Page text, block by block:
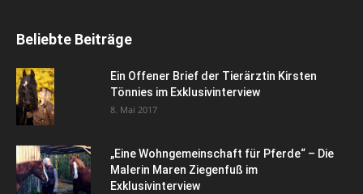
Beliebte Beiträge
Ein Offener Brief der Tierärztin Kirsten
Tönnies im Exklusivinterview
8. Mai 2017
„Eine Wohngemeinschaft für Pferde“ – Die
Malerin Maren Ziegenfuß im
Exklusivinterview